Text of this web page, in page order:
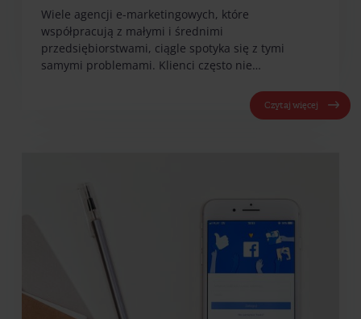
Wiele agencji e-marketingowych, które
współpracują z małymi i średnimi
przedsiębiorstwami, ciągle spotyka się z tymi
samymi problemami. Klienci często nie…
Czytaj więcej